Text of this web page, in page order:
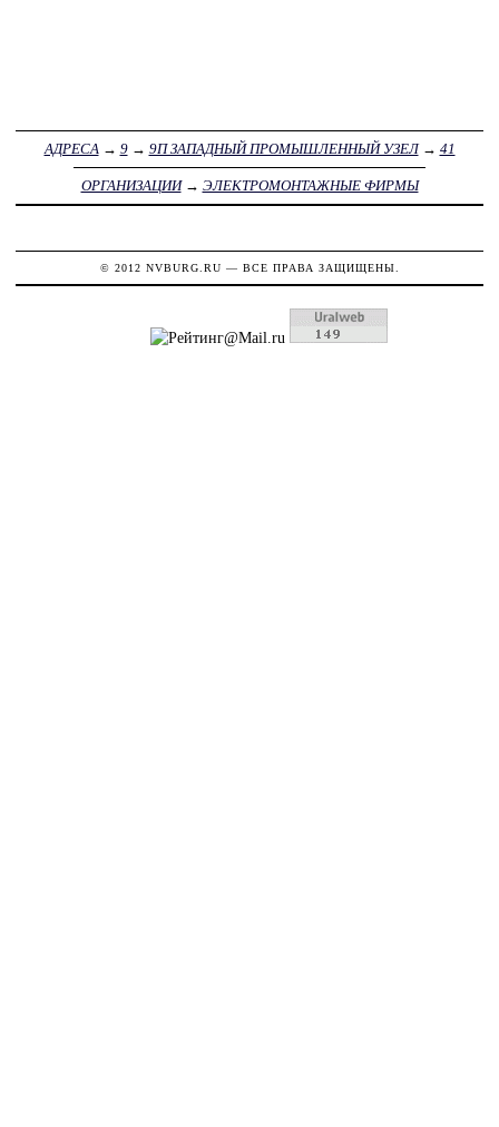
АДРЕСА→ 9→ 9П ЗАПАДНЫЙ ПРОМЫШЛЕННЫЙ УЗЕЛ→ 41
ОРГАНИЗАЦИИ→ ЭЛЕКТРОМОНТАЖНЫЕ ФИРМЫ
© 2012 NVBURG.RU — ВСЕ ПРАВА ЗАЩИЩЕНЫ.